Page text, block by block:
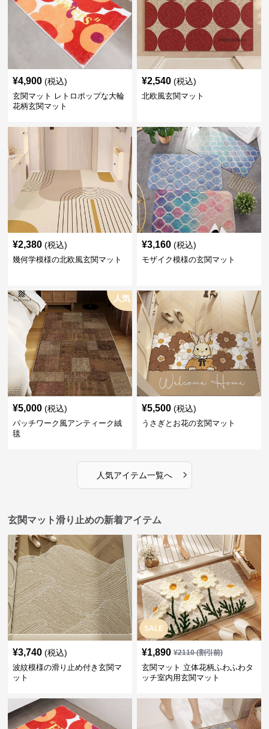
¥4,900 (税込)
玄関マット レトロポップな大輪
花柄玄関マット
¥2,540 (税込)
北欧風玄関マット
¥2,380 (税込)
幾何学模様の北欧風玄関マット
¥3,160 (税込)
モザイク模様の玄関マット
人気
¥5,000 (税込)
パッチワーク風アンティーク絨
毯
¥5,500 (税込)
うさぎとお花の玄関マット
人気アイテム一覧へ ›
玄関マット滑り止めの新着アイテム
¥3,740 (税込)
波紋模様の滑り止め付き玄関マ
ット
SALE
¥1,890 ¥2110(割引前)
玄関マット 立体花柄ふわふわタ
ッチ室内用玄関マット